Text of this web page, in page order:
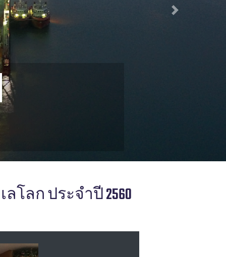
Next
โลก ประจำปี 2560